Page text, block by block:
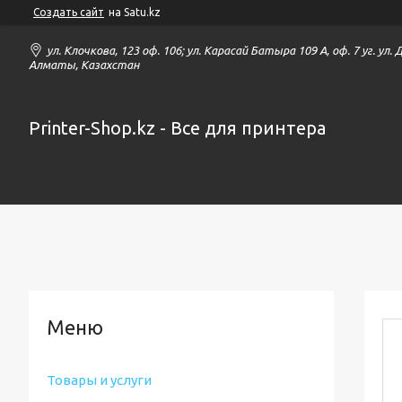
Создать сайт на Satu.kz
ул. Клочкова, 123 оф. 106; ул. Карасай Батыра 109 А, оф. 7 уг. ул.
Алматы, Казахстан
Printer-Shop.kz - Все для принтера
Товары и услуги